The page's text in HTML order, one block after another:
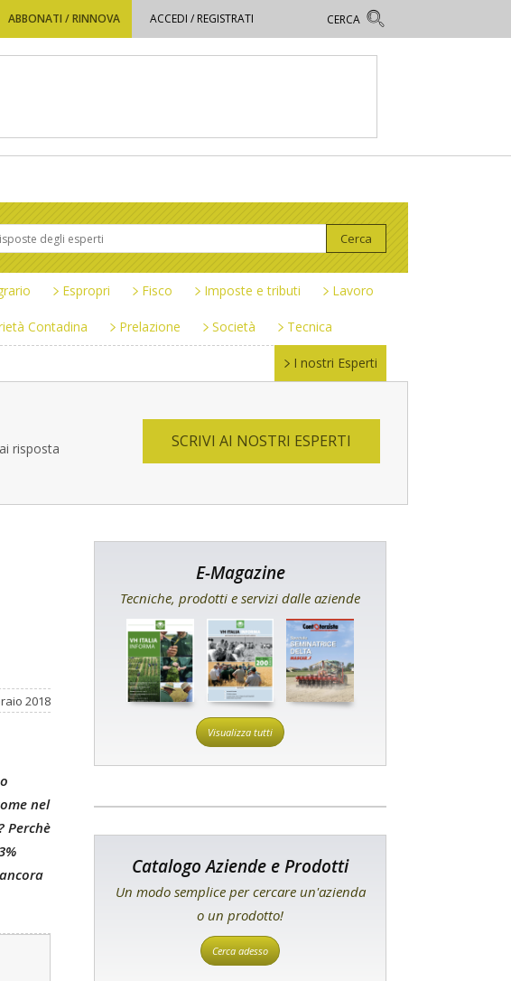
ABBONATI / RINNOVA ACCEDI / REGISTRATI
Espropri Fisco Imposte e tributi Lavoro
Contadina Prelazione Società Tecnica
I nostri Esperti
risposta
SCRIVI AI NOSTRI ESPERTI
2018
nel
Perchè
E-Magazine
Tecniche, prodotti e servizi dalle aziende
Visualizza tutti
Catalogo Aziende e Prodotti
Un modo semplice per cercare un'azienda
o un prodotto!
Cerca adesso